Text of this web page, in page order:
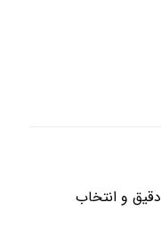
و انتخاب